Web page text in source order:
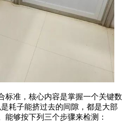
标准，核心内容是掌握一个关键数
耗子能挤过去的间隙，都是大部
能够按下列三个步骤来检测：